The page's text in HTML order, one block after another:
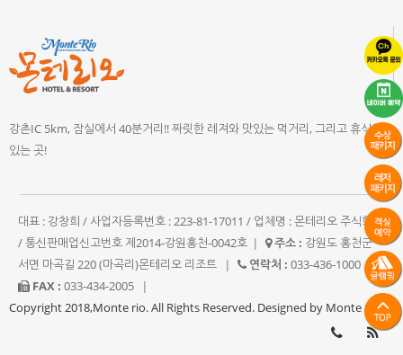
강촌IC 5km, 잠실에서 40분거리!! 짜릿한 레져와 맛있는 먹거리, 그리고 휴식이
있는 곳!
대표 : 강창희 / 사업자등록번호 : 223-81-17011 / 업체명 : 몬테리오 주식회사
/ 통신판매업신고번호 제2014-강원홍천-0042호 | 주소 : 강원도 홍천군
서면 마곡길 220 (마곡리)몬테리오 리조트
| 연락처 : 033-436-1000
|
FAX : 033-434-2005
|
Copyright 2018,Monte rio. All Rights Reserved. Designed by Monte rio.